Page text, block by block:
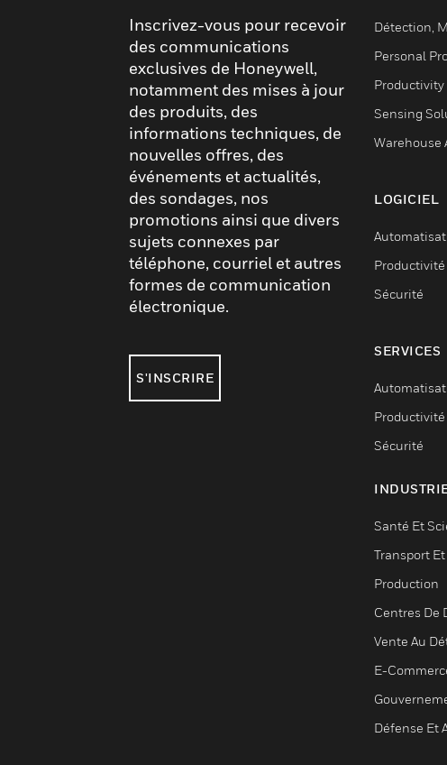
Inscrivez-vous pour recevoir
des communications
exclusives de Honeywell,
notamment des mises à jour
des produits, des
informations techniques, de
nouvelles offres, des
événements et actualités,
des sondages, nos
promotions ainsi que divers
sujets connexes par
téléphone, courriel et autres
formes de communication
électronique.
S'INSCRIRE
Détection,
Personal
Sensing
Warehouse
LOGICIEL
Productivité
Sécurité
SERVICES
Productivité
Sécurité
Santé Et
Transport
Production
Centres De
Vente Au
E-
Défense Et